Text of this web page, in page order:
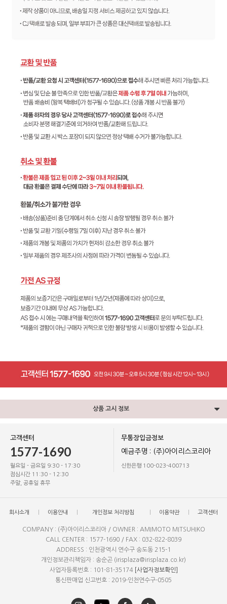
상품 고시 정보
고객센터
1577-1690
월요일 - 금요일 9:30 - 17:30
점심시간 11:30 - 12:30
주말, 공휴일 휴무
무통장입금정보
예금주명 : (주)아이리스코리아
신한은행 100-023-400713
회사소개 이용안내 개인정보 처리방침 이용약관 고객센터
COMPANY : (주)아이리스코리아 / OWNER : AMIMOTO MITSUHIKO
CALL CENTER : 1577-1690 / FAX : 032-822-8039
ADDRESS : 인천광역시 연수구 송도동 215-1
개인정보관리책임자 : 송순곤 (irisplaza@irisplaza.co.kr)
사업자등록번호 : 101-81-35174 [사업자정보확인]
통신판매업 신고번호 : 2019-인천연수구-0505